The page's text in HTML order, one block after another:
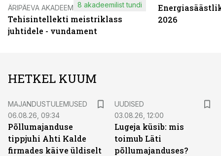
ÄRIPÄEVA AKADEEMIA
Tehisintellekti meistriklass
juhtidele - vundament
8 akadeemilist tundi
2026
HETKEL KUUM
MAJANDUSTULEMUSED
06.08.26, 09:34
Põllumajanduse
tippjuhi Ahti Kalde
firmades käive üldiselt
UUDISED
03.08.26, 12:00
Lugeja küsib: mis
toimub Läti
põllumajanduses?